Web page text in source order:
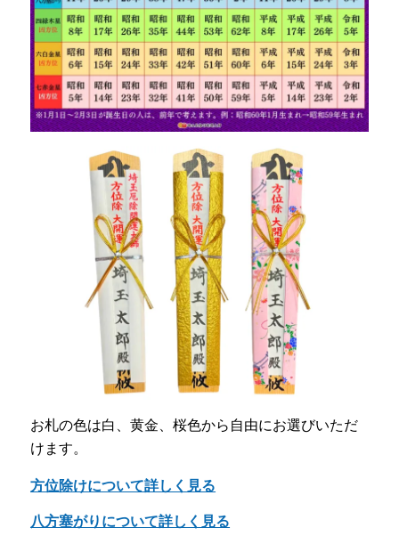
お札の色は白、黄金、桜色から自由にお選びいただ
けます。
方位除けについて詳しく見る
八方塞がりについて詳しく見る